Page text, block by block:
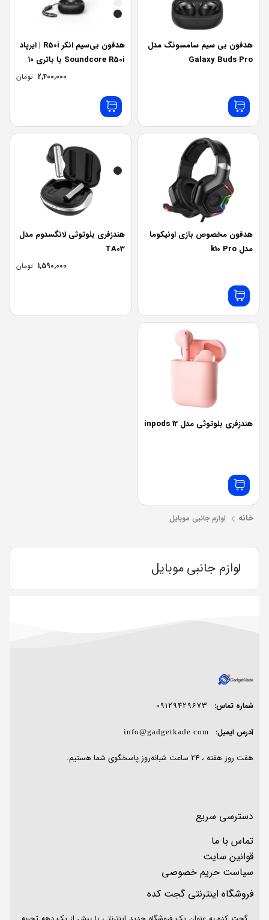
هدفون بی سیم سامسونگ مدل
Galaxy Buds Pro
هدفون بی‌سیم انکر R50i | ایرپاد
Soundcore R50i با باتری ۱۰
2,400,000 تومان
هدفون مخصوص بازی اونیکوما
مدل k10 Pro
هندزفری بلوتوثی لانگسدوم مدل
TA03
1,590,000 تومان
هندزفری بلوتوثی مدل inpods 12
خانه لوازم جانبی موبایل
لوازم جانبی موبایل
شماره تماس: 09129429673
آدرس ایمیل: info@gadgetkade.com
هفت روز هفته ، 24 ساعت شبانه‌روز پاسخگوی شما هستیم.
دسترسی سریع
تماس با ما
قوانین سایت
سیاست حریم خصوصی
فروشگاه اینترنتی گجت کده